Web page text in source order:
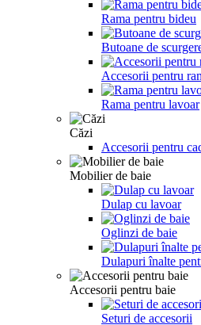
Rama pentru bideu
Butoane de
Accesorii pentru
Rama pentru lavoar
Căzi
Accesorii pentru
Mobilier de baie
Dulap cu lavoar
Oglinzi de baie
Dulapuri înalte
Accesorii pentru baie
Seturi de accesorii